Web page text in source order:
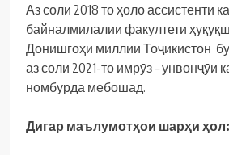
Аз соли 2018 то ҳоло ассистенти
байналмилалии факултети
Донишгоҳи миллии Тоҷикистон
аз соли 2021-то имрӯз – унвонҷӯи
номбурда мебошад.
Дигар маълумотҳои шарҳи ҳол: